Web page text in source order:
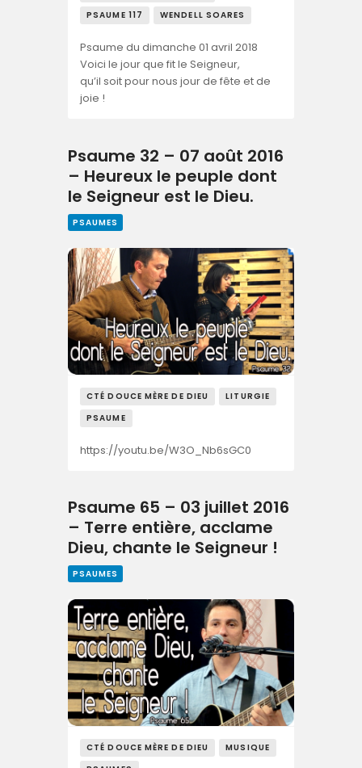
PSAUME 117
WENDELL SOARES
Psaume du dimanche 01 avril 2018
Voici le jour que fit le Seigneur,
qu’il soit pour nous jour de fête et de
joie !
Psaume 32 – 07 août 2016
– Heureux le peuple dont
le Seigneur est le Dieu.
PSAUMES
CTÉ DOUCE MÈRE DE DIEU
LITURGIE
PSAUME
https://youtu.be/W3O_Nb6sGC0
Psaume 65 – 03 juillet 2016
– Terre entière, acclame
Dieu, chante le Seigneur !
PSAUMES
CTÉ DOUCE MÈRE DE DIEU
MUSIQUE